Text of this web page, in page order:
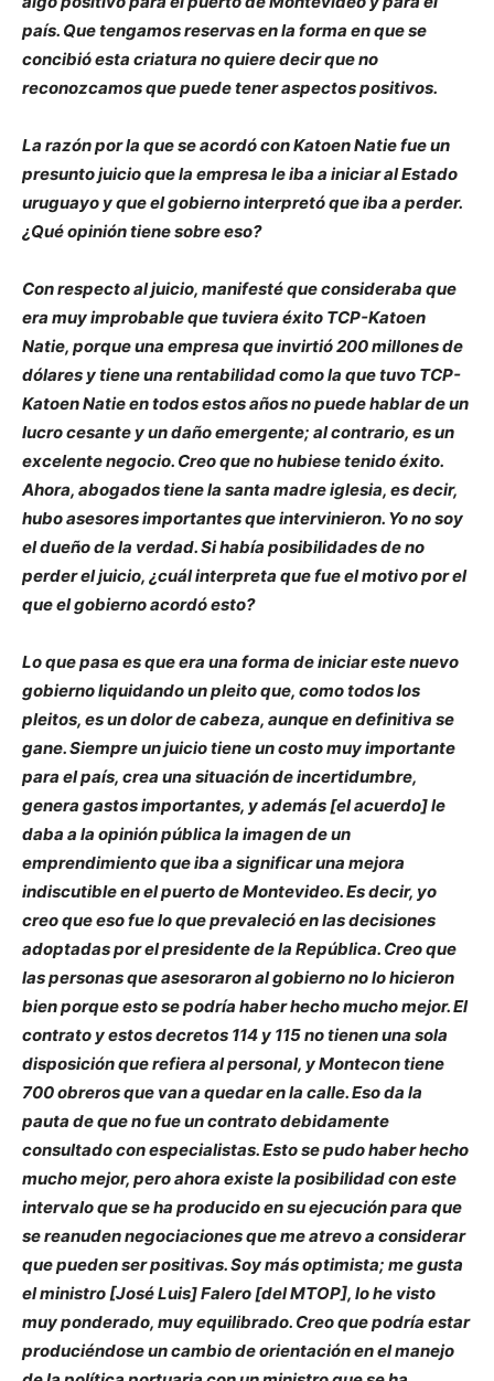
país. Que tengamos reservas en la forma en que se
concibió esta criatura no quiere decir que no
reconozcamos que puede tener aspectos positivos.
La razón por la que se acordó con Katoen Natie fue un
presunto juicio que la empresa le iba a iniciar al Estado
uruguayo y que el gobierno interpretó que iba a perder.
¿Qué opinión tiene sobre eso?
Con respecto al juicio, manifesté que consideraba que
era muy improbable que tuviera éxito TCP-Katoen
Natie, porque una empresa que invirtió 200 millones de
dólares y tiene una rentabilidad como la que tuvo TCP-
Katoen Natie en todos estos años no puede hablar de un
lucro cesante y un daño emergente; al contrario, es un
excelente negocio. Creo que no hubiese tenido éxito.
Ahora, abogados tiene la santa madre iglesia, es decir,
hubo asesores importantes que intervinieron. Yo no soy
el dueño de la verdad. Si había posibilidades de no
perder el juicio, ¿cuál interpreta que fue el motivo por el
que el gobierno acordó esto?
Lo que pasa es que era una forma de iniciar este nuevo
gobierno liquidando un pleito que, como todos los
pleitos, es un dolor de cabeza, aunque en definitiva se
gane. Siempre un juicio tiene un costo muy importante
para el país, crea una situación de incertidumbre,
genera gastos importantes, y además [el acuerdo] le
daba a la opinión pública la imagen de un
emprendimiento que iba a significar una mejora
indiscutible en el puerto de Montevideo. Es decir, yo
creo que eso fue lo que prevaleció en las decisiones
adoptadas por el presidente de la República. Creo que
las personas que asesoraron al gobierno no lo hicieron
bien porque esto se podría haber hecho mucho mejor. El
contrato y estos decretos 114 y 115 no tienen una sola
disposición que refiera al personal, y Montecon tiene
700 obreros que van a quedar en la calle. Eso da la
pauta de que no fue un contrato debidamente
consultado con especialistas. Esto se pudo haber hecho
mucho mejor, pero ahora existe la posibilidad con este
intervalo que se ha producido en su ejecución para que
se reanuden negociaciones que me atrevo a considerar
que pueden ser positivas. Soy más optimista; me gusta
el ministro [José Luis] Falero [del MTOP], lo he visto
muy ponderado, muy equilibrado. Creo que podría estar
produciéndose un cambio de orientación en el manejo